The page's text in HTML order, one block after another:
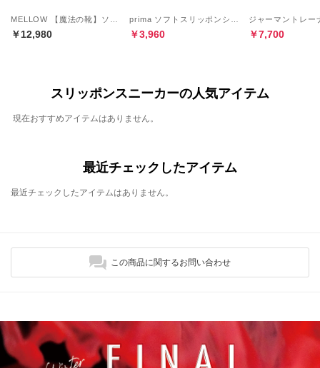
￥12,980 ￥3,960 ￥7,700
スリッポンスニーカーの人気アイテム
現在おすすめアイテムはありません。
最近チェックしたアイテム
最近チェックしたアイテムはありません。
この商品に関するお問い合わせ